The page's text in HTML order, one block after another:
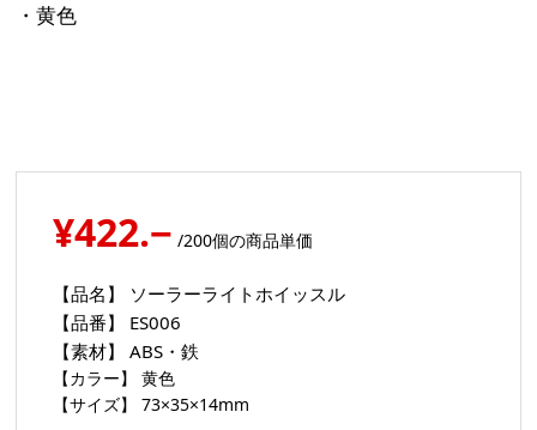
・黄色
¥422.− /200個の商品単価
【品名】
ソーラーライトホイッスル
【品番】
ES006
【素材】
ABS・鉄
【カラー】
黄色
【サイズ】
73×35×14mm